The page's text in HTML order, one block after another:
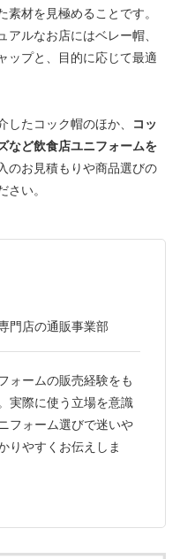
素材を見極めることです。
ルなお店にはベレー帽、
ップと、目的に応じて最適
たコック帽のほか、
コッ
など飲食店ユニフォームを
のお見積もりや商品選びの
さい。
門店の通販事業部
ォームの販売経験をも
実際に使う立場を意識
フォーム選びで迷いや
りやすくお伝えしま